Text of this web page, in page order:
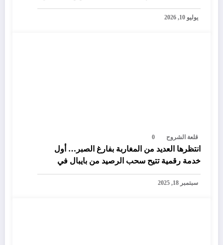
يوليو 10, 2026
قلعة الشروح 0
انتظرها العديد من المغاربة بفارغ الصبر… أول
خدمة رقمية تتيح سحب الرصيد من بايبال في
المغرب
سبتمبر 18, 2025